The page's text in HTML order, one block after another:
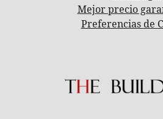
Mejor precio
Preferencias de